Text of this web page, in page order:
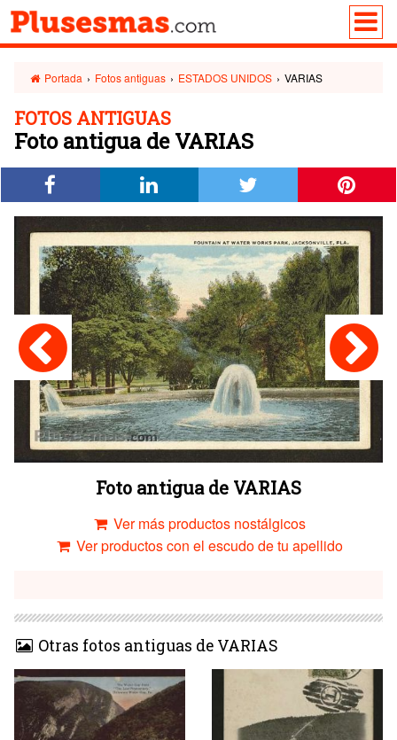
Portada › Fotos antiguas › ESTADOS UNIDOS › VARIAS
FOTOS ANTIGUAS
Foto antigua de VARIAS
Foto antigua de VARIAS
Ver más productos nostálgicos
Ver productos con el escudo de tu apellido
Otras fotos antiguas de VARIAS